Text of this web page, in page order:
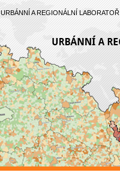
URBÁNNÍ A REGIONÁLNÍ LABORATOŘ